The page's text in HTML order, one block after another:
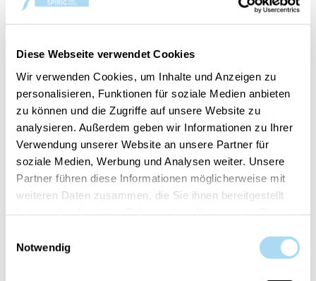
Diese Webseite verwendet Cookies
Wir verwenden Cookies, um Inhalte und Anzeigen zu
personalisieren, Funktionen für soziale Medien anbieten
zu können und die Zugriffe auf unsere Website zu
analysieren. Außerdem geben wir Informationen zu Ihrer
Verwendung unserer Website an unsere Partner für
soziale Medien, Werbung und Analysen weiter. Unsere
Partner führen diese Informationen möglicherweise mit
weiteren Daten zusammen, die Sie ihnen bereitgestellt
Notwendig
Magical Bright Lights
CHF 5.50
Shimmering Christmas
CHF 5.50